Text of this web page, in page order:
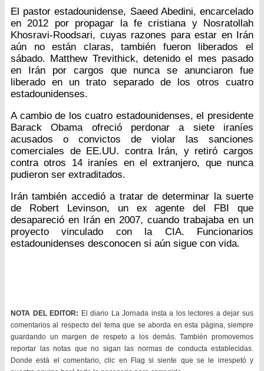
El pastor estadounidense, Saeed Abedini, encarcelado
en 2012 por propagar la fe cristiana y Nosratollah
Khosravi-Roodsari, cuyas razones para estar en Irán
aún no están claras, también fueron liberados el
sábado. Matthew Trevithick, detenido el mes pasado
en Irán por cargos que nunca se anunciaron fue
liberado en un trato separado de los otros cuatro
estadounidenses.
A cambio de los cuatro estadounidenses, el presidente
Barack Obama ofreció perdonar a siete iraníes
acusados o convictos de violar las sanciones
comerciales de EE.UU. contra Irán, y retiró cargos
contra otros 14 iraníes en el extranjero, que nunca
pudieron ser extraditados.
Irán también accedió a tratar de determinar la suerte
de Robert Levinson, un ex agente del FBI que
desapareció en Irán en 2007, cuando trabajaba en un
proyecto vinculado con la CIA. Funcionarios
estadounidenses desconocen si aún sigue con vida.
NOTA DEL EDITOR: El diario La Jornada insta a los lectores a dejar sus
comentarios al respecto del tema que se aborda en esta página, siempre
guardando un margen de respeto a los demás. También promovemos
reportar las notas que no sigan las normas de conducta establecidas.
Donde está el comentario, clic en Flag si siente que se le irrespetó y